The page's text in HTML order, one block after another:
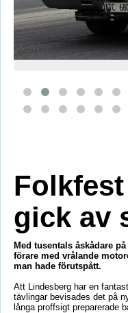
gick av
Med tusentals åskådare
förare med vrålande
man hade förutspått.
Att Lindesberg har en
tävlingar bevisades det på
långa proffsigt preparerade